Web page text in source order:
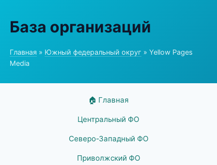
База организаций
Главная » Южный федеральный округ » Yellow Pages
Media
🏠 Главная
Центральный ФО
Северо-Западный ФО
Приволжский ФО